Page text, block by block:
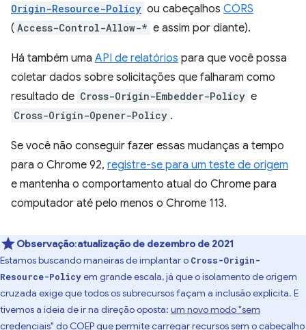
Origin-Resource-Policy ou cabeçalhos CORS
( Access-Control-Allow-* e assim por diante).
Há também uma API de relatórios para que você possa
coletar dados sobre solicitações que falharam como
resultado de Cross-Origin-Embedder-Policy e
Cross-Origin-Opener-Policy .
Se você não conseguir fazer essas mudanças a tempo
para o Chrome 92, registre-se para um teste de origem
e mantenha o comportamento atual do Chrome para
computador até pelo menos o Chrome 113.
Observação:atualização de dezembro de 2021
Estamos buscando maneiras de implantar o Cross-Origin-
Resource-Policyem grande escala, já que o isolamento de origem
cruzada exige que todos os subrecursos façam a inclusão explícita. E
tivemos a ideia de ir na direção oposta: um novo modo "sem
credenciais" do COEPque permite carregar recursos sem o cabeçalho